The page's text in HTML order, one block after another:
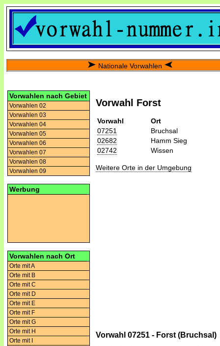
Nationale Vorwahlen
Vorwahlen nach Gebiet
Vorwahlen 02
Vorwahlen 03
Vorwahlen 04
Vorwahlen 05
Vorwahlen 06
Vorwahlen 07
Vorwahlen 08
Vorwahlen 09
Werbung
Vorwahlen nach Ort
Orte mit A
Orte mit B
Orte mit C
Orte mit D
Orte mit E
Orte mit F
Orte mit G
Orte mit H
Orte mit I
Vorwahl Forst
Vorwahl
Ort
07251
Bruchsal
02682
Hamm Sieg
02742
Wissen
Weitere Orte in der Umgebung
Vorwahl 07251 - Forst (Bruchsal)